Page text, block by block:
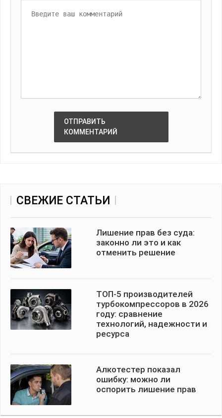
ОТПРАВИТЬ
КОММЕНТАРИЙ
СВЕЖИЕ СТАТЬИ
Лишение прав без суда:
законно ли это и как
отменить решение
ТОП-5 производителей
турбокомпрессоров в 2026
году: сравнение
технологий, надежности и
ресурса
Алкотестер показал
ошибку: можно ли
оспорить лишение прав